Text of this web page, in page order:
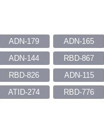
ADN-179
ADN-165
ADN-144
RBD-867
RBD-826
ADN-115
ATID-274
RBD-776